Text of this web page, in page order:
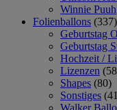
Winnie Puuh
Folienballons (337)
Geburtstag
Geburtstag
Hochzeit /
Lizenzen
Shapes (80)
Sonstiges
Walker